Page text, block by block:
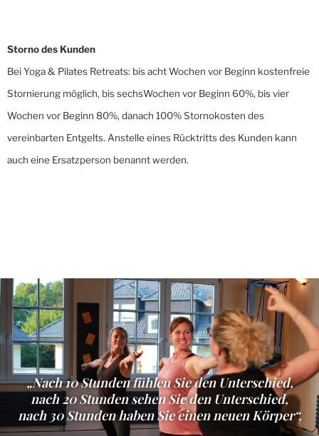
Storno des Kunden
Bei Yoga & Pilates Retreats: bis acht Wochen vor Beginn kostenfreie
Stornierung möglich, bis sechsWochen vor Beginn 60%, bis vier
Wochen vor Beginn 80%, danach 100% Stornokosten des
vereinbarten Entgelts. Anstelle eines Rücktritts des Kunden kann
auch eine Ersatzperson benannt werden.
„Nach 10 Stunden fühlen Sie den Unterschied,
nach 20 Stunden sehen Sie den Unterschied,
nach 30 Stunden haben Sie einen neuen Körper“.